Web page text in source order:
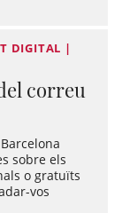
DIGITAL |
correu
sobre els
o gratuïts
vos